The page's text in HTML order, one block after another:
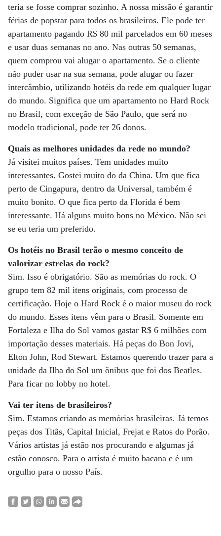
teria se fosse comprar sozinho. A nossa missão é garantir
férias de popstar para todos os brasileiros. Ele pode ter
apartamento pagando R$ 80 mil parcelados em 60 meses
e usar duas semanas no ano. Nas outras 50 semanas,
quem comprou vai alugar o apartamento. Se o cliente
não puder usar na sua semana, pode alugar ou fazer
intercâmbio, utilizando hotéis da rede em qualquer lugar
do mundo. Significa que um apartamento no Hard Rock
no Brasil, com exceção de São Paulo, que será no
modelo tradicional, pode ter 26 donos.
Quais as melhores unidades da rede no mundo?
Já visitei muitos países. Tem unidades muito
interessantes. Gostei muito do da China. Um que fica
perto de Cingapura, dentro da Universal, também é
muito bonito. O que fica perto da Florida é bem
interessante. Há alguns muito bons no México. Não sei
se eu teria um preferido.
Os hotéis no Brasil terão o mesmo conceito de
valorizar estrelas do rock?
Sim. Isso é obrigatório. São as memórias do rock. O
grupo tem 82 mil itens originais, com processo de
certificação. Hoje o Hard Rock é o maior museu do rock
do mundo. Esses itens vêm para o Brasil. Somente em
Fortaleza e Ilha do Sol vamos gastar R$ 6 milhões com
importação desses materiais. Há peças do Bon Jovi,
Elton John, Rod Stewart. Estamos querendo trazer para a
unidade da Ilha do Sol um ônibus que foi dos Beatles.
Para ficar no lobby no hotel.
Vai ter itens de brasileiros?
Sim. Estamos criando as memórias brasileiras. Já temos
peças dos Titãs, Capital Inicial, Frejat e Ratos do Porão.
Vários artistas já estão nos procurando e algumas já
estão conosco. Para o artista é muito bacana e é um
orgulho para o nosso País.